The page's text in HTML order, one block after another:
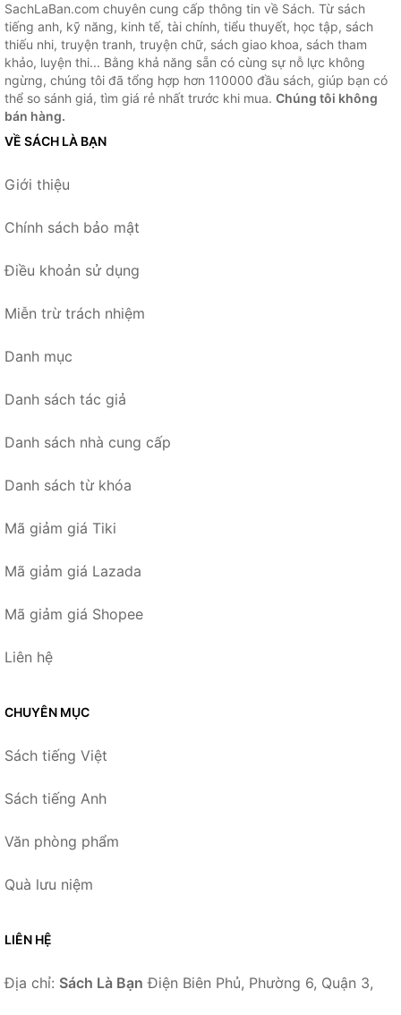
SachLaBan.com chuyên cung cấp thông tin về Sách. Từ sách
tiếng anh, kỹ năng, kinh tế, tài chính, tiểu thuyết, học tập, sách
thiếu nhi, truyện tranh, truyện chữ, sách giao khoa, sách tham
khảo, luyện thi... Bằng khả năng sẵn có cùng sự nỗ lực không
ngừng, chúng tôi đã tổng hợp hơn 110000 đầu sách, giúp bạn có
thể so sánh giá, tìm giá rẻ nhất trước khi mua. Chúng tôi không
bán hàng.
VỀ SÁCH LÀ BẠN
Giới thiệu
Chính sách bảo mật
Điều khoản sử dụng
Miễn trừ trách nhiệm
Danh mục
Danh sách tác giả
Danh sách nhà cung cấp
Danh sách từ khóa
Mã giảm giá Tiki
Mã giảm giá Lazada
Mã giảm giá Shopee
Liên hệ
CHUYÊN MỤC
Sách tiếng Việt
Sách tiếng Anh
Văn phòng phẩm
Quà lưu niệm
LIÊN HỆ
Địa chỉ: Sách Là Bạn Điện Biên Phủ, Phường 6, Quận 3,